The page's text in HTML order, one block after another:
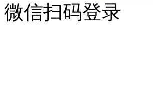
微信扫码登录